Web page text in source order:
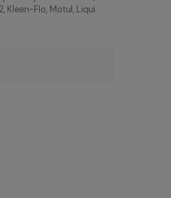
Kleen-Flo, Motul, Liqui